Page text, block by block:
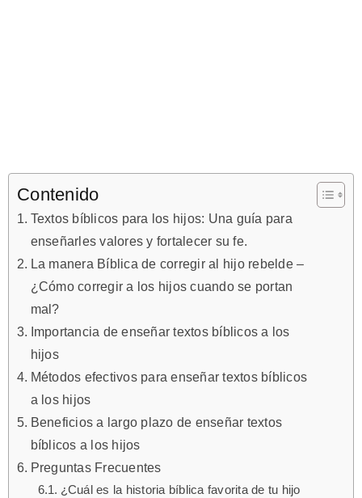
Contenido
Textos bíblicos para los hijos: Una guía para
enseñarles valores y fortalecer su fe.
La manera Bíblica de corregir al hijo rebelde –
¿Cómo corregir a los hijos cuando se portan
mal?
Importancia de enseñar textos bíblicos a los
hijos
Métodos efectivos para enseñar textos bíblicos
a los hijos
Beneficios a largo plazo de enseñar textos
bíblicos a los hijos
Preguntas Frecuentes
¿Cuál es la historia bíblica favorita de tu hijo